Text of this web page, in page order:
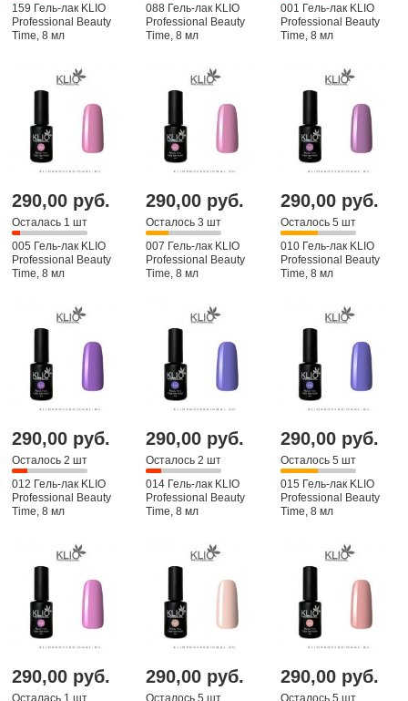
159 Гель-лак KLIO
Professional Beauty
Time, 8 мл
088 Гель-лак KLIO
Professional Beauty
Time, 8 мл
001 Гель-лак KLIO
Professional Beauty
Time, 8 мл
290,00 руб.
Осталась 1 шт
005 Гель-лак KLIO
Professional Beauty
Time, 8 мл
290,00 руб.
Осталось 3 шт
007 Гель-лак KLIO
Professional Beauty
Time, 8 мл
290,00 руб.
Осталось 5 шт
010 Гель-лак KLIO
Professional Beauty
Time, 8 мл
290,00 руб.
Осталось 2 шт
012 Гель-лак KLIO
Professional Beauty
Time, 8 мл
290,00 руб.
Осталось 2 шт
014 Гель-лак KLIO
Professional Beauty
Time, 8 мл
290,00 руб.
Осталось 5 шт
015 Гель-лак KLIO
Professional Beauty
Time, 8 мл
290,00 руб.
Осталась 1 шт
290,00 руб.
Осталось 5 шт
290,00 руб.
Осталось 5 шт